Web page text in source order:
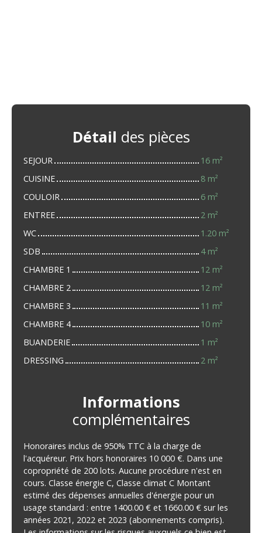
Détail des pièces
SEJOUR
16 m²
CUISINE
8 m²
COULOIR
6 m²
ENTREE
2 m²
WC
1.20 m²
SDB
4 m²
CHAMBRE 1
12 m²
CHAMBRE 2
12 m²
CHAMBRE 3
11 m²
CHAMBRE 4
10 m²
BUANDERIE
1 m²
DRESSING
2 m²
Informations
complémentaires
Honoraires inclus de 950% TTC à la charge de
l'acquéreur. Prix hors honoraires 10 000 €. Dans une
copropriété de 200 lots. Aucune procédure n'est en
cours. Classe énergie C, Classe climat C Montant
estimé des dépenses annuelles d'énergie pour un
usage standard : entre 1400.00 € et 1660.00 € sur les
années 2021, 2022 et 2023 (abonnements compris).